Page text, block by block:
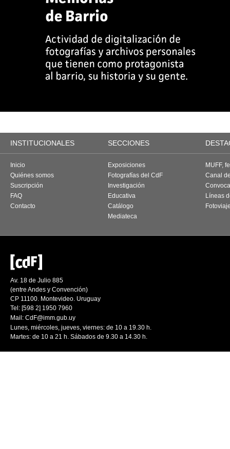
INSTITUCIONALES SECCIONES
Inicio
Quiénes somos
Suscripción
FAQ
Contacto
Exposiciones
Fotografías del CdF
Investigación
Educativa
Catálogo
Mediateca
MUFF,
Canal
Líneas
Av. 18 de Julio 885
(entre Andes y Convención)
CP 11100. Montevideo. Uruguay
Tel: [598 2] 1950 7960
Mail: CdF@imm.gub.uy
Lunes, miércoles, jueves, viernes: de 10 a 19.30 h.
Martes: de 10 a 21 h. Sábados de 9.30 a 14.30 h.